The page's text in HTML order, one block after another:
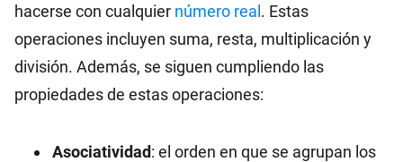
hacerse con cualquier número real. Estas
operaciones incluyen suma, resta, multiplicación y
división. Además, se siguen cumpliendo las
propiedades de estas operaciones:
Asociatividad: el orden en que se agrupan los